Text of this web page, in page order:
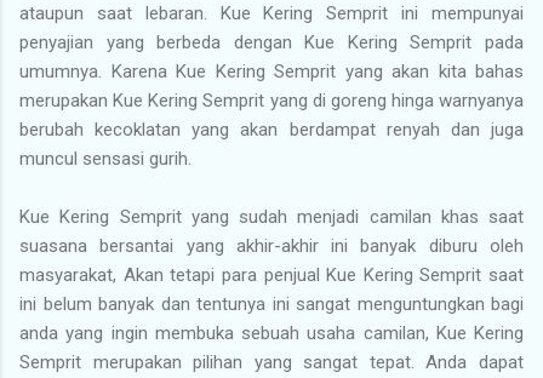
ataupun saat lebaran. Kue Kering Semprit ini mempunyai
penyajian yang berbeda dengan Kue Kering Semprit pada
umumnya. Karena Kue Kering Semprit yang akan kita bahas
merupakan Kue Kering Semprit yang di goreng hinga warnyanya
berubah kecoklatan yang akan berdampat renyah dan juga
muncul sensasi gurih.
Kue Kering Semprit yang sudah menjadi camilan khas saat
suasana bersantai yang akhir-akhir ini banyak diburu oleh
masyarakat, Akan tetapi para penjual Kue Kering Semprit saat
ini belum banyak dan tentunya ini sangat menguntungkan bagi
anda yang ingin membuka sebuah usaha camilan, Kue Kering
Semprit merupakan pilihan yang sangat tepat. Anda dapat